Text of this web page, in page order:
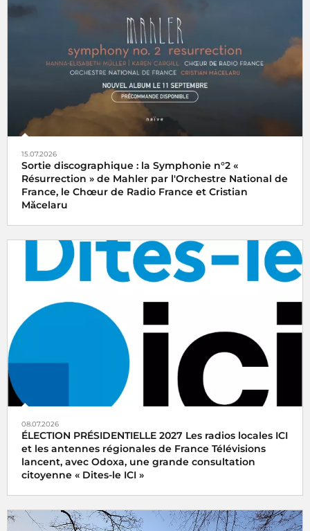
15.07.2026
Sortie discographique : la Symphonie n°2 «
Résurrection » de Mahler par l'Orchestre National de
France, le Chœur de Radio France et Cristian
Măcelaru
08.07.2026
ÉLECTION PRÉSIDENTIELLE 2027 Les radios locales ICI
et les antennes régionales de France Télévisions
lancent, avec Odoxa, une grande consultation
citoyenne « Dites-le ICI »